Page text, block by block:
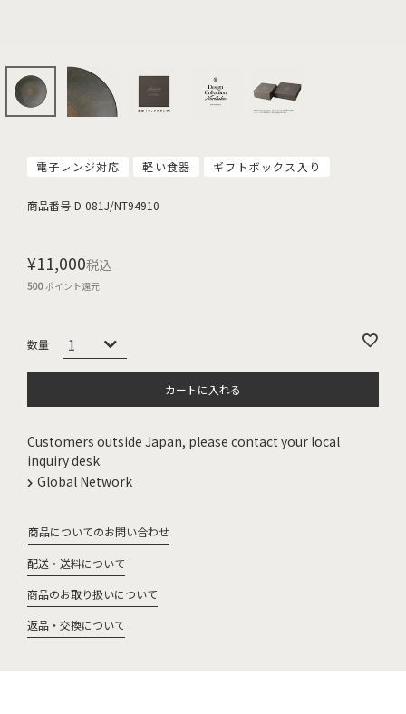
電子レンジ対応 軽い食器 ギフトボックス入り
商品番号 D-081J/NT94910
¥11,000税込
500ポイント還元
カートに入れる
Customers outside Japan, please contact your local
inquiry desk.
Global Network
商品についてのお問い合わせ
配送・送料について
商品のお取り扱いについて
返品・交換について